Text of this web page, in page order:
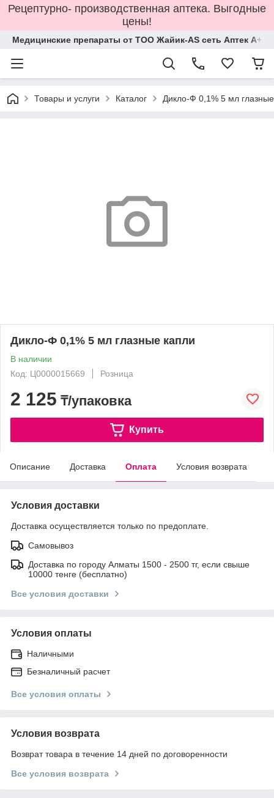
Рецептурно- производственная аптека. Выгодные
цены!
Медицинские препараты от ТОО Жайик-AS сеть Аптек А+
Товары и услуги Каталог Дикло-Ф 0,1% 5 мл
Дикло-Ф 0,1% 5 мл глазные капли
В наличии
Код: Ц0000015669
Розница
2 125 ₸/упаковка
Купить
Описание Доставка Оплата Условия возврата
Условия доставки
Доставка осуществляется только по предоплате.
Самовывоз
Доставка по городу Алматы 1500 - 2500 тг, если свыше
10000 тенге (бесплатно)
Все условия доставки
Условия оплаты
Наличными
Безналичный расчет
Все условия оплаты
Условия возврата
Возврат товара в течение 14 дней по договоренности
Все условия возврата